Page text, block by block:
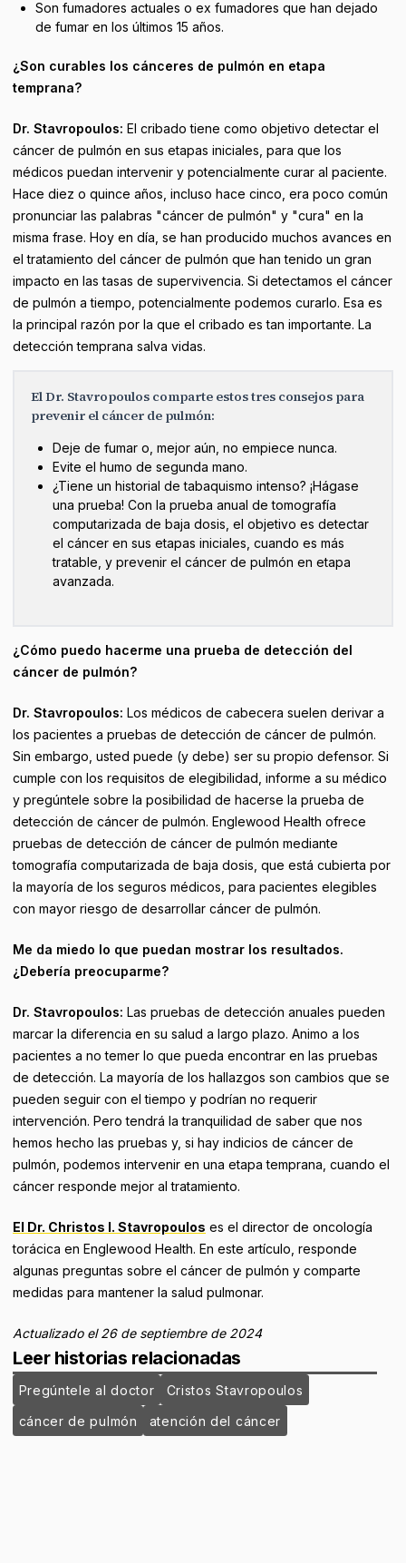
Leer historias relacionadas
Pregúntele al doctor
Cristos Stavropoulos
cáncer de pulmón
atención del cáncer
Son fumadores actuales o ex fumadores que han dejado
de fumar en los últimos 15 años.
¿Son curables los cánceres de pulmón en etapa
temprana?
Dr. Stavropoulos: El cribado tiene como objetivo detectar el
cáncer de pulmón en sus etapas iniciales, para que los
médicos puedan intervenir y potencialmente curar al paciente.
Hace diez o quince años, incluso hace cinco, era poco común
pronunciar las palabras "cáncer de pulmón" y "cura" en la
misma frase. Hoy en día, se han producido muchos avances en
el tratamiento del cáncer de pulmón que han tenido un gran
impacto en las tasas de supervivencia. Si detectamos el cáncer
de pulmón a tiempo, potencialmente podemos curarlo. Esa es
la principal razón por la que el cribado es tan importante. La
detección temprana salva vidas.
El Dr. Stavropoulos comparte estos tres consejos para
prevenir el cáncer de pulmón:
Deje de fumar o, mejor aún, no empiece nunca.
Evite el humo de segunda mano.
¿Tiene un historial de tabaquismo intenso? ¡Hágase
una prueba! Con la prueba anual de tomografía
computarizada de baja dosis, el objetivo es detectar
el cáncer en sus etapas iniciales, cuando es más
tratable, y prevenir el cáncer de pulmón en etapa
avanzada.
¿Cómo puedo hacerme una prueba de detección del
cáncer de pulmón?
Dr. Stavropoulos: Los médicos de cabecera suelen derivar a
los pacientes a pruebas de detección de cáncer de pulmón.
Sin embargo, usted puede (y debe) ser su propio defensor. Si
cumple con los requisitos de elegibilidad, informe a su médico
y pregúntele sobre la posibilidad de hacerse la prueba de
detección de cáncer de pulmón. Englewood Health ofrece
pruebas de detección de cáncer de pulmón mediante
tomografía computarizada de baja dosis, que está cubierta por
la mayoría de los seguros médicos, para pacientes elegibles
con mayor riesgo de desarrollar cáncer de pulmón.
Me da miedo lo que puedan mostrar los resultados.
¿Debería preocuparme?
Dr. Stavropoulos: Las pruebas de detección anuales pueden
marcar la diferencia en su salud a largo plazo. Animo a los
pacientes a no temer lo que pueda encontrar en las pruebas
de detección. La mayoría de los hallazgos son cambios que se
pueden seguir con el tiempo y podrían no requerir
intervención. Pero tendrá la tranquilidad de saber que nos
hemos hecho las pruebas y, si hay indicios de cáncer de
pulmón, podemos intervenir en una etapa temprana, cuando el
cáncer responde mejor al tratamiento.
El Dr. Christos I. Stavropoulos es el director de oncología
torácica en Englewood Health. En este artículo, responde
algunas preguntas sobre el cáncer de pulmón y comparte
medidas para mantener la salud pulmonar.
Actualizado el 26 de septiembre de 2024